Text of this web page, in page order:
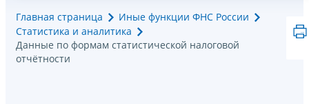
Главная страница
Иные функции ФНС России
Статистика и аналитика
Данные по формам статистической налоговой
отчётности